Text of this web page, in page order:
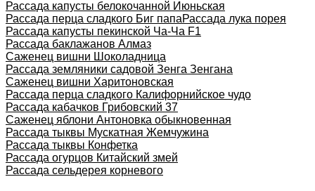
Рассада капусты белокочанной Июньская
Рассада перца сладкого Биг папаРассада лука порея
Рассада капусты пекинской Ча-Ча F1
Рассада баклажанов Алмаз
Саженец вишни Шоколадница
Рассада земляники садовой Зенга Зенгана
Саженец вишни Харитоновская
Рассада перца сладкого Калифорнийское чудо
Рассада кабачков Грибовский 37
Саженец яблони Антоновка обыкновенная
Рассада тыквы Мускатная Жемчужина
Рассада тыквы Конфетка
Рассада огурцов Китайский змей
Рассада сельдерея корневого